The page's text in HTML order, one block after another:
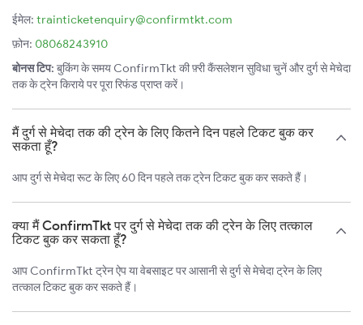
ईमेल: trainticketenquiry@confirmtkt.com
फ़ोन: 08068243910
बोनस टिप: बुकिंग के समय ConfirmTkt की फ़्री कैंसलेशन सुविधा चुनें और दुर्ग से मेचेदा
तक के ट्रेन किराये पर पूरा रिफंड प्राप्त करें।
मैं दुर्ग से मेचेदा तक की ट्रेन के लिए कितने दिन पहले टिकट बुक कर
सकता हूँ?
आप दुर्ग से मेचेदा रूट के लिए 60 दिन पहले तक ट्रेन टिकट बुक कर सकते हैं।
क्या मैं ConfirmTkt पर दुर्ग से मेचेदा तक की ट्रेन के लिए तत्काल
टिकट बुक कर सकता हूँ?
आप ConfirmTkt ट्रेन ऐप या वेबसाइट पर आसानी से दुर्ग से मेचेदा ट्रेन के लिए
तत्काल टिकट बुक कर सकते हैं।